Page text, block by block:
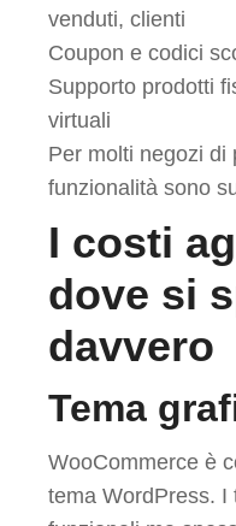
venduti, clienti
Coupon e codici
Supporto prodotti
virtuali
Per molti negozi di
funzionalità sono
I costi
dove si
davvero
Tema
WooCommerce è
tema WordPress. I